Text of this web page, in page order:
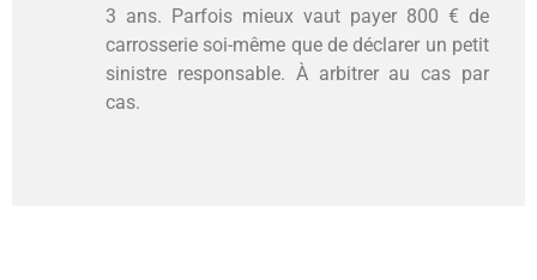
3 ans. Parfois mieux vaut payer 800 € de
carrosserie soi-même que de déclarer un petit
sinistre responsable. À arbitrer au cas par
cas.